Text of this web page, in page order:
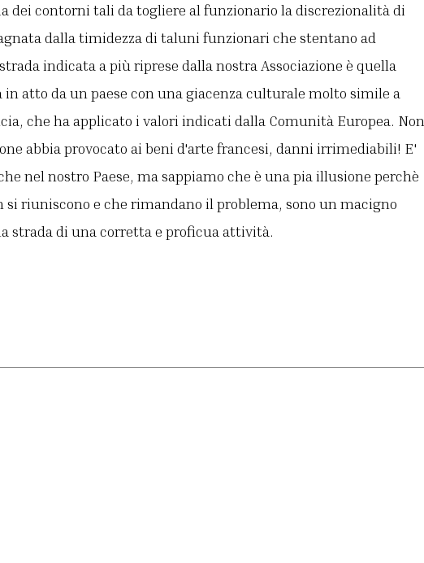
dei contorni tali da togliere al funzionario la discrezionalità di
dalla timidezza di taluni funzionari che stentano ad
indicata a più riprese dalla nostra Associazione è quella
in atto da un paese con una giacenza culturale molto simile a
che ha applicato i valori indicati dalla Comunità Europea. Non
abbia provocato ai beni d'arte francesi, danni irrimediabili! E'
nel nostro Paese, ma sappiamo che è una pia illusione perchè
riuniscono e che rimandano il problema, sono un macigno
strada di una corretta e proficua attività.